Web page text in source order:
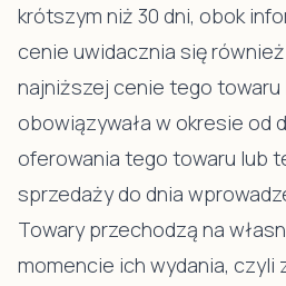
krótszym niż 30 dni, obok
cenie uwidacznia się
najniższej cenie tego towaru
obowiązywała w okresie od
oferowania tego towaru lub
sprzedaży do dnia
Towary przechodzą na
momencie ich wydania, czyli